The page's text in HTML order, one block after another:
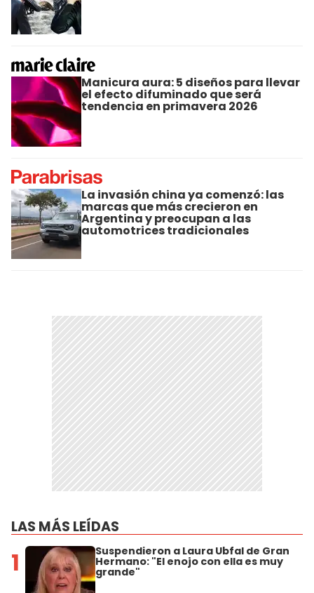
Manicura aura: 5 diseños para llevar
el efecto difuminado que será
tendencia en primavera 2026
La invasión china ya comenzó: las
marcas que más crecieron en
Argentina y preocupan a las
automotrices tradicionales
LAS MÁS LEÍDAS
1 Suspendieron a Laura Ubfal de Gran
Hermano: "El enojo con ella es muy
grande"